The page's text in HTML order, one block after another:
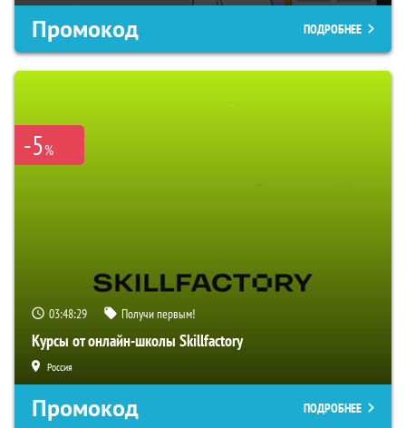
Промокод ПОДРОБНЕЕ
-5%
03:48:28 Получи первым!
Курсы от онлайн-школы Skillfactory
Россия
Промокод ПОДРОБНЕЕ